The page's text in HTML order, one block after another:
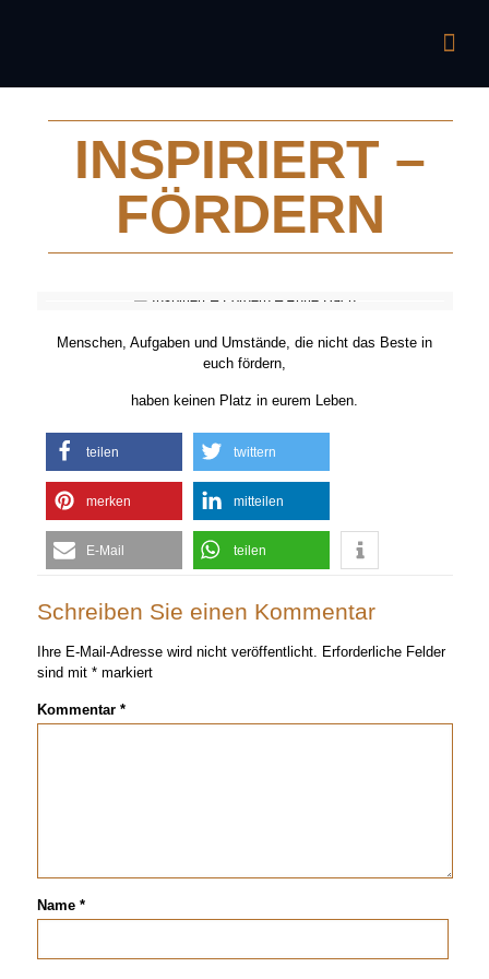
INSPIRIERT –
FÖRDERN
Menschen, Aufgaben und Umstände, die nicht das Beste in
euch fördern,
haben keinen Platz in eurem Leben.
teilen twittern
merken mitteilen
E-Mail teilen
Schreiben Sie einen Kommentar
Ihre E-Mail-Adresse wird nicht veröffentlicht. Erforderliche Felder
sind mit *markiert
Kommentar *
Name *